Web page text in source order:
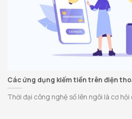
Các ứng dụng kiếm tiền trên điện
Thời đại công nghệ số lên ngôi là cơ hội